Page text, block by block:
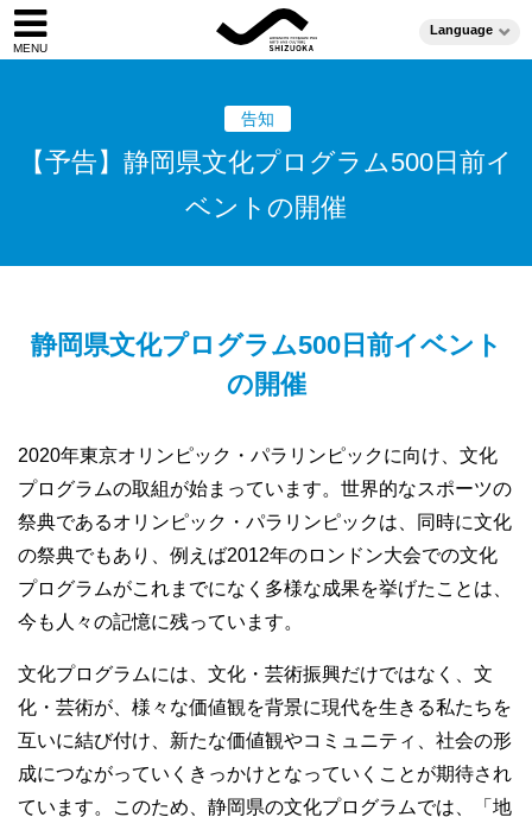
Language
告知
【予告】静岡県文化プログラム500日前イ
ベントの開催
静岡県文化プログラム500日前イベント
の開催
2020年東京オリンピック・パラリンピックに向け、文化
プログラムの取組が始まっています。世界的なスポーツの
祭典であるオリンピック・パラリンピックは、同時に文化
の祭典でもあり、例えば2012年のロンドン大会での文化
プログラムがこれまでになく多様な成果を挙げたことは、
今も人々の記憶に残っています。
文化プログラムには、文化・芸術振興だけではなく、文
化・芸術が、様々な価値観を背景に現代を生きる私たちを
互いに結び付け、新たな価値観やコミュニティ、社会の形
成につながっていくきっかけとなっていくことが期待され
ています。このため、静岡県の文化プログラムでは、「地